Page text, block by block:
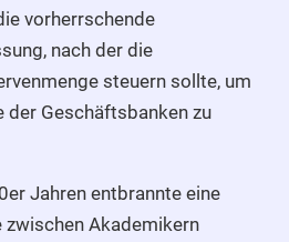
vorherrschende
nach der die
steuern sollte, um
der Geschäftsbanken zu
Jahren entbrannte eine
Akademikern